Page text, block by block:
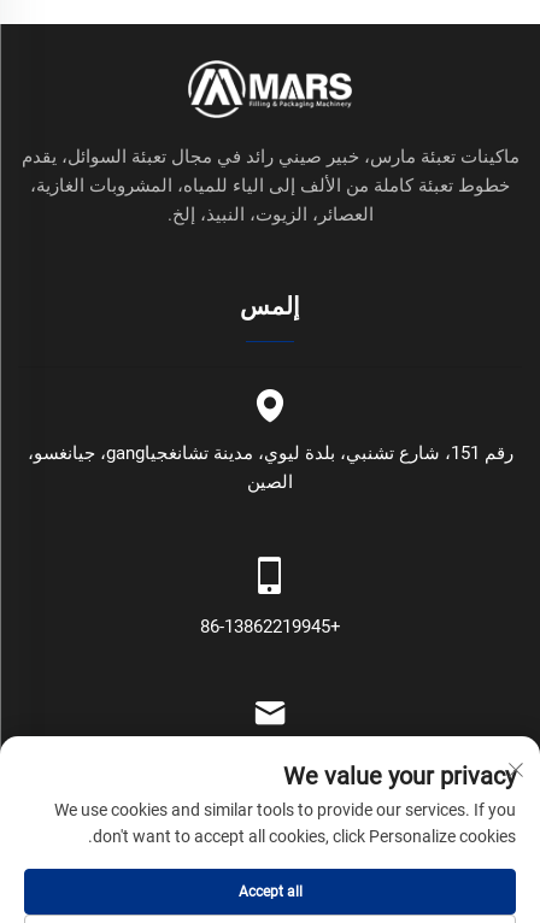
ماكينات تعبئة مارس، خبير صيني رائد في مجال تعبئة السوائل، يقدم
خطوط تعبئة كاملة من الألف إلى الياء للمياه، المشروبات الغازية،
العصائر، الزيوت، النبيذ، إلخ.
إلمس
رقم 151، شارع تشنبي، بلدة ليوي، مدينة تشانغجياgang، جيانغسو،
الصين
+86-13862219945
حقوق النشر © شركة تشانغ جيا غانغ مارس لمكائن التعبئة والتغليف
المحدودة جميع الحقوق محفوظةسياسة الخصوصية
We value your privacy
We use cookies and similar tools to provide our services. If you
don't want to accept all cookies, click Personalize cookies.
Accept all